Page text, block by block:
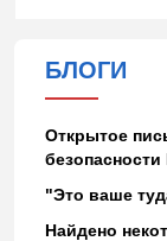
БЛОГИ
Открытое
"Это ваше
Найдено